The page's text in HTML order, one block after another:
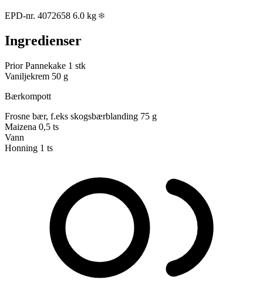
EPD-nr. 4072658 6.0 kg
Ingredienser
Prior Pannekake 1 stk
Vaniljekrem 50 g
Bærkompott
Frosne bær, f.eks skogsbærblanding 75 g
Maizena 0,5 ts
Vann
Honning 1 ts